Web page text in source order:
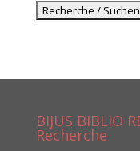
BIJUS BIBLIO
Recherche